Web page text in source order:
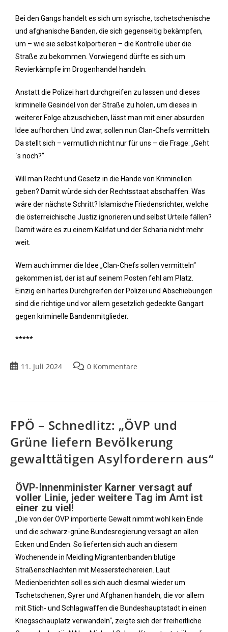
Bei den Gangs handelt es sich um syrische, tschetschenische
und afghanische Banden, die sich gegenseitig bekämpfen,
um – wie sie selbst kolportieren – die Kontrolle über die
Straße zu bekommen. Vorwiegend dürfte es sich um
Revierkämpfe im Drogenhandel handeln.
Anstatt die Polizei hart durchgreifen zu lassen und dieses
kriminelle Gesindel von der Straße zu holen, um dieses in
weiterer Folge abzuschieben, lässt man mit einer absurden
Idee aufhorchen. Und zwar, sollen nun Clan-Chefs vermitteln.
Da stellt sich – vermutlich nicht nur für uns – die Frage: „Geht
´s noch?“
Will man Recht und Gesetz in die Hände von Kriminellen
geben? Damit würde sich der Rechtsstaat abschaffen. Was
wäre der nächste Schritt? Islamische Friedensrichter, welche
die österreichische Justiz ignorieren und selbst Urteile fällen?
Damit wäre es zu einem Kalifat und der Scharia nicht mehr
weit.
Wem auch immer die Idee „Clan-Chefs sollen vermitteln“
gekommen ist, der ist auf seinem Posten fehl am Platz.
Einzig ein hartes Durchgreifen der Polizei und Abschiebungen
sind die richtige und vor allem gesetzlich gedeckte Gangart
gegen kriminelle Bandenmitglieder.
*****
11. Juli 2024 0 Kommentare
FPÖ – Schnedlitz: „ÖVP und
Grüne liefern Bevölkerung
gewalttätigen Asylforderern aus“
ÖVP-Innenminister Karner versagt auf
voller Linie, jeder weitere Tag im Amt ist
einer zu viel!
„Die von der ÖVP importierte Gewalt nimmt wohl kein Ende
und die schwarz-grüne Bundesregierung versagt an allen
Ecken und Enden. So lieferten sich auch an diesem
Wochenende in Meidling Migrantenbanden blutige
Straßenschlachten mit Messerstechereien. Laut
Medienberichten soll es sich auch diesmal wieder um
Tschetschenen, Syrer und Afghanen handeln, die vor allem
mit Stich- und Schlagwaffen die Bundeshauptstadt in einen
Kriegsschauplatz verwandeln“, zeigte sich der freiheitliche